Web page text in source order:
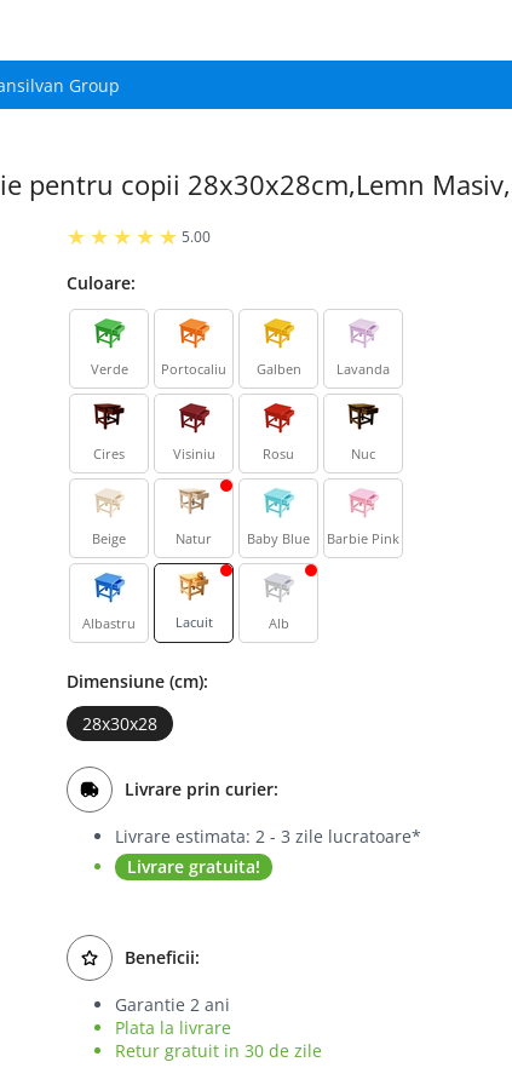
Group
pentru copii 28x30x28cm,Lemn
5.00
Culoare:
Verde Portocaliu Galben Lavanda
Cires Visiniu Rosu Nuc
Beige Natur Baby Blue Barbie Pink
Albastru Lacuit Alb
Dimensiune (cm):
28x30x28
Livrare prin curier:
Livrare estimata: 2 - 3 zile lucratoare*
Livrare gratuita!
Beneficii:
Garantie 2 ani
Plata la livrare
Retur gratuit in 30 de zile